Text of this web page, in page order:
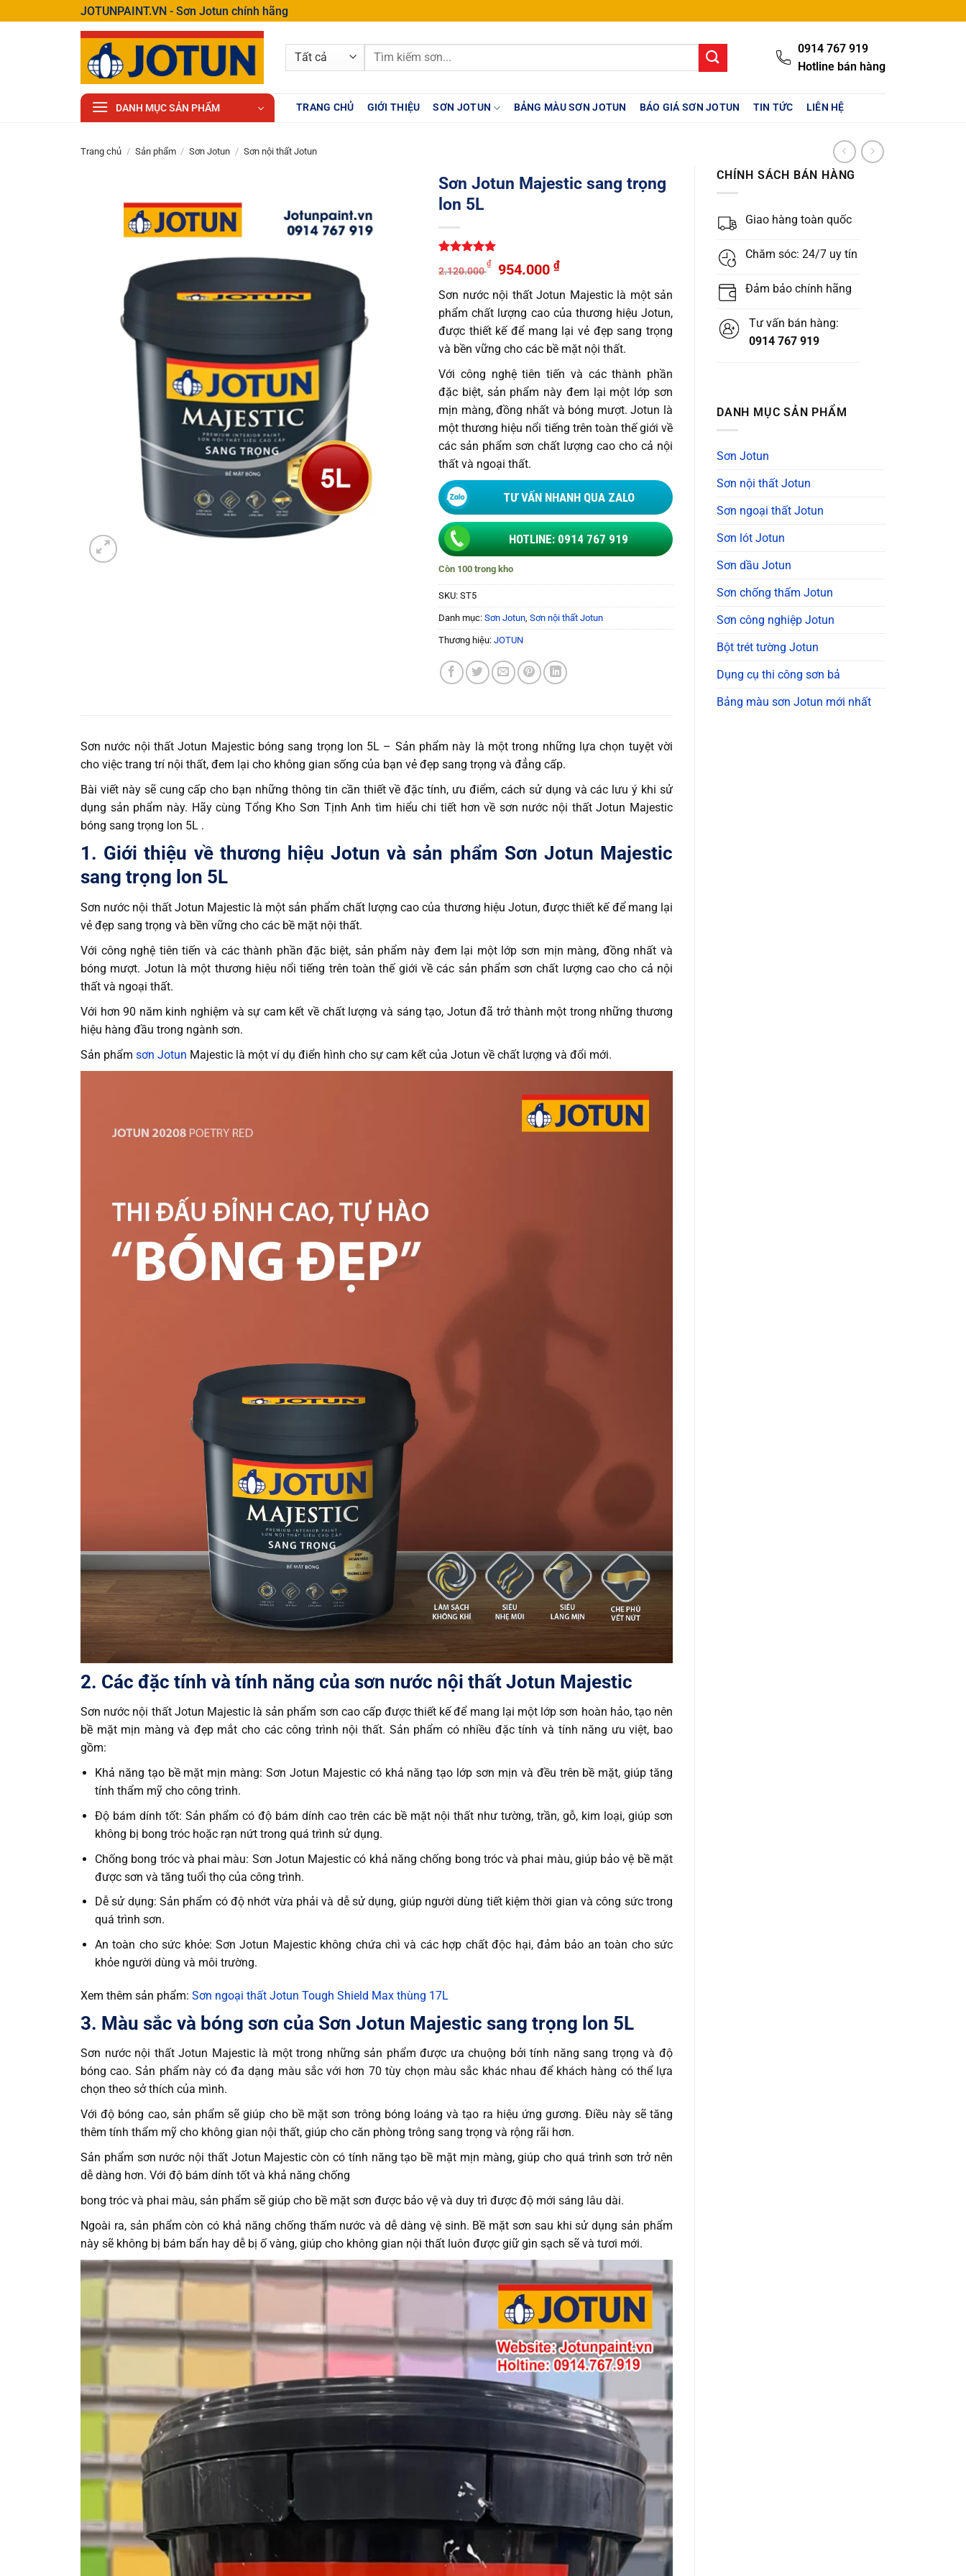
qua
JOTUNPAINT.VN - Sơn Jotun chính hãng
Tìm
kiếm:
0914 767 919
Hotline bán hàng
DANH MỤC SẢN PHẨM TRANG CHỦ GIỚI THIỆU SƠN JOTUN BẢNG MÀU SƠN JOTUN BÁO GIÁ SƠN JOTUN TIN TỨC LIÊN HỆ
Trang chủ / Sản phẩm / Sơn Jotun / Sơn nội thất Jotun
CHÍNH SÁCH BÁN HÀNG
Giao hàng toàn quốc
Chăm sóc: 24/7 uy tín
Đảm bảo chính hãng
Tư vấn bán hàng:
0914 767 919
DANH MỤC SẢN PHẨM
Sơn Jotun
Sơn nội thất Jotun
Sơn ngoại thất Jotun
Sơn lót Jotun
Sơn dầu Jotun
Sơn chống thấm Jotun
Sơn công nghiệp Jotun
Bột trét tường Jotun
Dụng cụ thi công sơn bả
Bảng màu sơn Jotun mới nhất
Sơn Jotun Majestic sang trọng
lon 5L
dựa trên
2.120.000
₫
Giá
gốc
là:
2.120.000 ₫.
954.000₫Giá
hiện
tại
là:
954.000 ₫.
Sơn nước nội thất Jotun Majestic là một sản
phẩm chất lượng cao của thương hiệu Jotun,
được thiết kế để mang lại vẻ đẹp sang trọng
và bền vững cho các bề mặt nội thất.
Với công nghệ tiên tiến và các thành phần
đặc biệt, sản phẩm này đem lại một lớp sơn
mịn màng, đồng nhất và bóng mượt. Jotun là
một thương hiệu nổi tiếng trên toàn thế giới về
các sản phẩm sơn chất lượng cao cho cả nội
thất và ngoại thất.
TƯ VẤN NHANH QUA ZALO
HOTLINE: 0914 767 919
Còn 100 trong kho
SKU:ST5
Danh mục:Sơn Jotun ,Sơn nội thất Jotun
Thương hiệu:JOTUN
Sơn nước nội thất Jotun Majestic bóng sang trọng lon 5L – Sản phẩm này là một trong những lựa chọn tuyệt vời
cho việc trang trí nội thất, đem lại cho không gian sống của bạn vẻ đẹp sang trọng và đẳng cấp.
Bài viết này sẽ cung cấp cho bạn những thông tin cần thiết về đặc tính, ưu điểm, cách sử dụng và các lưu ý khi sử
dụng sản phẩm này. Hãy cùng Tổng Kho Sơn Tịnh Anh tìm hiểu chi tiết hơn về sơn nước nội thất Jotun Majestic
bóng sang trọng lon 5L .
1. Giới thiệu về thương hiệu Jotun và sản phẩm Sơn Jotun Majestic
sang trọng lon 5L
Sơn nước nội thất Jotun Majestic là một sản phẩm chất lượng cao của thương hiệu Jotun, được thiết kế để mang lại
vẻ đẹp sang trọng và bền vững cho các bề mặt nội thất.
Với công nghệ tiên tiến và các thành phần đặc biệt, sản phẩm này đem lại một lớp sơn mịn màng, đồng nhất và
bóng mượt. Jotun là một thương hiệu nổi tiếng trên toàn thế giới về các sản phẩm sơn chất lượng cao cho cả nội
thất và ngoại thất.
Với hơn 90 năm kinh nghiệm và sự cam kết về chất lượng và sáng tạo, Jotun đã trở thành một trong những thương
hiệu hàng đầu trong ngành sơn.
Sản phẩm sơn Jotun Majestic là một ví dụ điển hình cho sự cam kết của Jotun về chất lượng và đổi mới.
2. Các đặc tính và tính năng của sơn nước nội thất Jotun Majestic
Sơn nước nội thất Jotun Majestic là sản phẩm sơn cao cấp được thiết kế để mang lại một lớp sơn hoàn hảo, tạo nên
bề mặt mịn màng và đẹp mắt cho các công trình nội thất. Sản phẩm có nhiều đặc tính và tính năng ưu việt, bao
gồm:
Khả năng tạo bề mặt mịn màng: Sơn Jotun Majestic có khả năng tạo lớp sơn mịn và đều trên bề mặt, giúp tăng
tính thẩm mỹ cho công trình.
Độ bám dính tốt: Sản phẩm có độ bám dính cao trên các bề mặt nội thất như tường, trần, gỗ, kim loại, giúp sơn
không bị bong tróc hoặc rạn nứt trong quá trình sử dụng.
Chống bong tróc và phai màu: Sơn Jotun Majestic có khả năng chống bong tróc và phai màu, giúp bảo vệ bề mặt
được sơn và tăng tuổi thọ của công trình.
Dễ sử dụng: Sản phẩm có độ nhớt vừa phải và dễ sử dụng, giúp người dùng tiết kiệm thời gian và công sức trong
quá trình sơn.
An toàn cho sức khỏe: Sơn Jotun Majestic không chứa chì và các hợp chất độc hại, đảm bảo an toàn cho sức
khỏe người dùng và môi trường.
Xem thêm sản phẩm: Sơn ngoại thất Jotun Tough Shield Max thùng 17L
3. Màu sắc và bóng sơn của Sơn Jotun Majestic sang trọng lon 5L
Sơn nước nội thất Jotun Majestic là một trong những sản phẩm được ưa chuộng bởi tính năng sang trọng và độ
bóng cao. Sản phẩm này có đa dạng màu sắc với hơn 70 tùy chọn màu sắc khác nhau để khách hàng có thể lựa
chọn theo sở thích của mình.
Với độ bóng cao, sản phẩm sẽ giúp cho bề mặt sơn trông bóng loáng và tạo ra hiệu ứng gương. Điều này sẽ tăng
thêm tính thẩm mỹ cho không gian nội thất, giúp cho căn phòng trông sang trọng và rộng rãi hơn.
Sản phẩm sơn nước nội thất Jotun Majestic còn có tính năng tạo bề mặt mịn màng, giúp cho quá trình sơn trở nên
dễ dàng hơn. Với độ bám dính tốt và khả năng chống
bong tróc và phai màu, sản phẩm sẽ giúp cho bề mặt sơn được bảo vệ và duy trì được độ mới sáng lâu dài.
Ngoài ra, sản phẩm còn có khả năng chống thấm nước và dễ dàng vệ sinh. Bề mặt sơn sau khi sử dụng sản phẩm
này sẽ không bị bám bẩn hay dễ bị ố vàng, giúp cho không gian nội thất luôn được giữ gìn sạch sẽ và tươi mới.